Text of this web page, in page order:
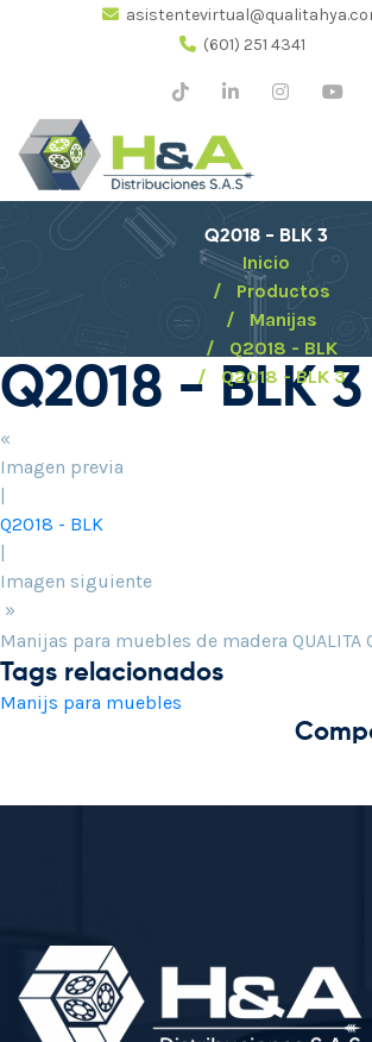
(601) 251 4341
Q2018 - BLK 3
Inicio
Productos
Manijas
Q2018 - BLK
Q2018 - BLK 3
Q2018 - BLK 3
«
Imagen previa
|
Q2018 - BLK
|
Imagen siguiente
»
Manijas para muebles de madera QUALITA
Tags relacionados
Manijs para muebles